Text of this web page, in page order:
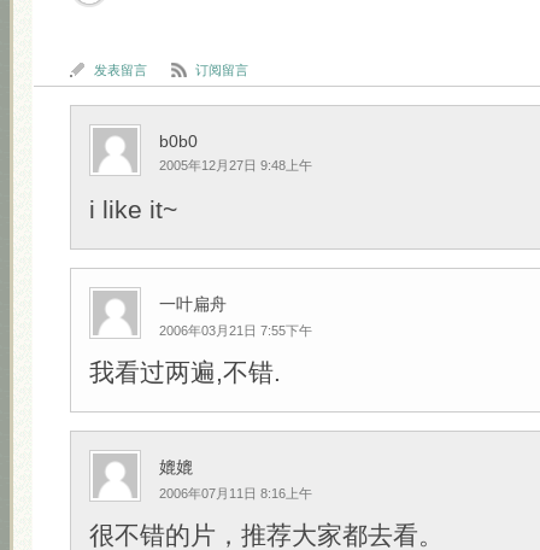
发表留言 订阅留言
b0b0
2005年12月27日 9:48上午
i like it~
一叶扁舟
2006年03月21日 7:55下午
我看过两遍,不错.
媲媲
2006年07月11日 8:16上午
很不错的片，推荐大家都去看。